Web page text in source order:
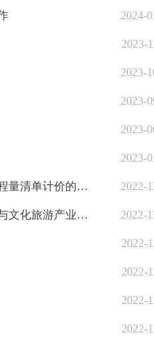
2024-
2023-
2023-
2023-
2023-
2023-
关于对党振峰委员在州政协十三届一次会议提出的《关于全面推行工程量清单计价的提案》（第7号提案）的答复 2022-
于对祁金芬委员在州政协十三届一次会议提出的《关于推动美食产业与文化旅游产业融合发展的提案》（第10号提案）的答复 2022-
2022-
2022-
2022-
2022-